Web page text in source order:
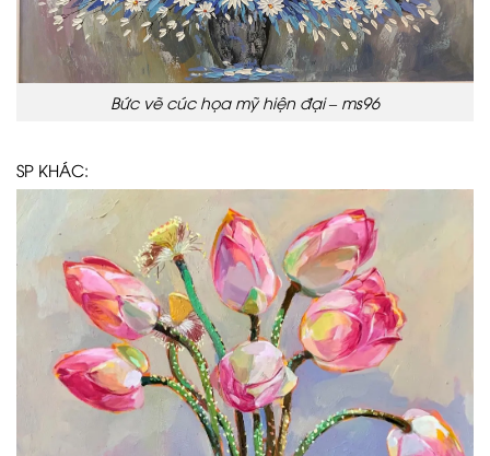
Bức vẽ cúc họa mỹ hiện đại – ms96
SP KHÁC: